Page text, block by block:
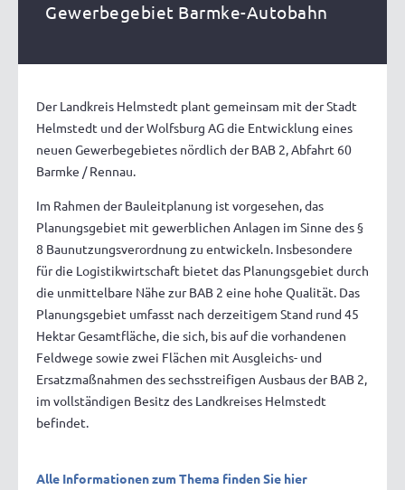
Gewerbegebiet Barmke-Autobahn
Der Landkreis Helmstedt plant gemeinsam mit der Stadt
Helmstedt und der Wolfsburg AG die Entwicklung eines
neuen Gewerbegebietes nördlich der BAB 2, Abfahrt 60
Barmke / Rennau.
Im Rahmen der Bauleitplanung ist vorgesehen, das
Planungsgebiet mit gewerblichen Anlagen im Sinne des §
8 Baunutzungsverordnung zu entwickeln. Insbesondere
für die Logistikwirtschaft bietet das Planungsgebiet durch
die unmittelbare Nähe zur BAB 2 eine hohe Qualität. Das
Planungsgebiet umfasst nach derzeitigem Stand rund 45
Hektar Gesamtfläche, die sich, bis auf die vorhandenen
Feldwege sowie zwei Flächen mit Ausgleichs- und
Ersatzmaßnahmen des sechsstreifigen Ausbaus der BAB 2,
im vollständigen Besitz des Landkreises Helmstedt
befindet.
Alle Informationen zum Thema finden Sie hier